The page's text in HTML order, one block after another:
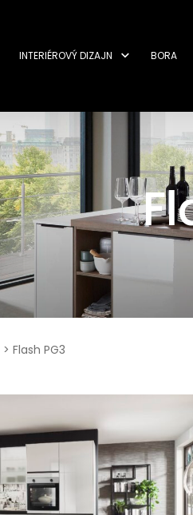
INTERIÉROVÝ DIZAJN BORA
> Flash PG3